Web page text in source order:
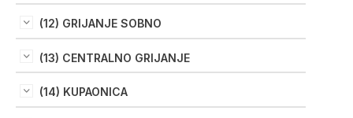
(12) GRIJANJE SOBNO
(13) CENTRALNO GRIJANJE
(14) KUPAONICA